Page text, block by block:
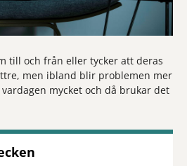
till och från eller tycker att deras
men ibland blir problemen mer
mycket och då brukar det